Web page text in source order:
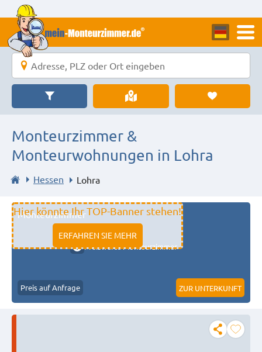
Monteurzimmer &
Monteurwohnungen in Lohra
Hessen Lohra
Hier könnte Ihr TOP-Banner stehen!
ERFAHREN SIE MEHR
Monteurzimmer
11333 fulda
Preiswerte Monteurzimmer
Preis auf Anfrage ZUR UNTERKUNFT